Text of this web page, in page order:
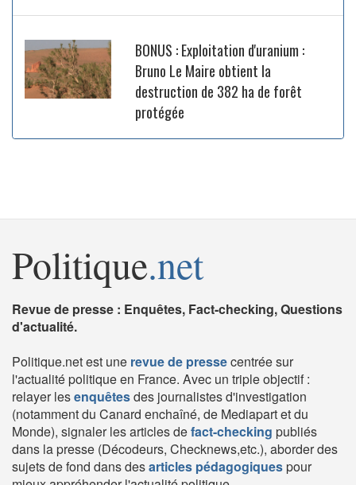
BONUS : Exploitation d'uranium :
Bruno Le Maire obtient la
destruction de 382 ha de forêt
protégée
Politique.net
Revue de presse : Enquêtes, Fact-checking, Questions
d'actualité.
Politique.net est une revue de pressecentrée sur
l'actualité politique en France. Avec un triple objectif :
relayer lesenquêtesdes journalistes d'investigation
(notamment du Canard enchaîné, de Mediapart et du
Monde), signaler les articles defact-checking publiés
dans la presse (Décodeurs, Checknews,etc.), aborder des
sujets de fond dans desarticles pédagogiquespour